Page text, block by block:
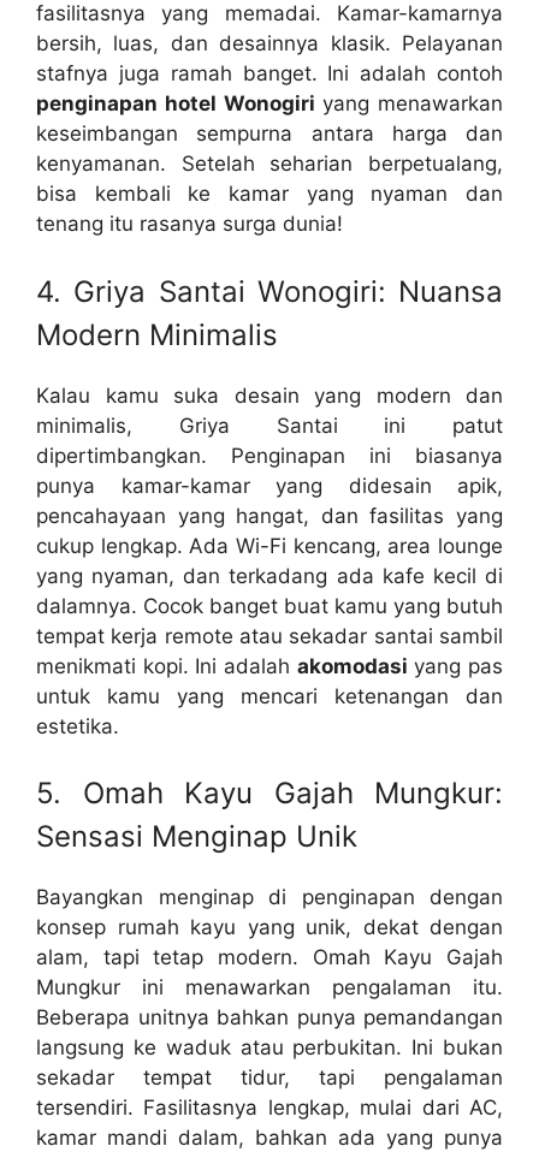
fasilitasnya yang memadai. Kamar-kamarnya
bersih, luas, dan desainnya klasik. Pelayanan
stafnya juga ramah banget. Ini adalah contoh
penginapan hotel Wonogiri yang menawarkan
keseimbangan sempurna antara harga dan
kenyamanan. Setelah seharian berpetualang,
bisa kembali ke kamar yang nyaman dan
tenang itu rasanya surga dunia!
4. Griya Santai Wonogiri: Nuansa
Modern Minimalis
Kalau kamu suka desain yang modern dan
minimalis, Griya Santai ini patut
dipertimbangkan. Penginapan ini biasanya
punya kamar-kamar yang didesain apik,
pencahayaan yang hangat, dan fasilitas yang
cukup lengkap. Ada Wi-Fi kencang, area lounge
yang nyaman, dan terkadang ada kafe kecil di
dalamnya. Cocok banget buat kamu yang butuh
tempat kerja remote atau sekadar santai sambil
menikmati kopi. Ini adalah akomodasi yang pas
untuk kamu yang mencari ketenangan dan
estetika.
5. Omah Kayu Gajah Mungkur:
Sensasi Menginap Unik
Bayangkan menginap di penginapan dengan
konsep rumah kayu yang unik, dekat dengan
alam, tapi tetap modern. Omah Kayu Gajah
Mungkur ini menawarkan pengalaman itu.
Beberapa unitnya bahkan punya pemandangan
langsung ke waduk atau perbukitan. Ini bukan
sekadar tempat tidur, tapi pengalaman
tersendiri. Fasilitasnya lengkap, mulai dari AC,
kamar mandi dalam, bahkan ada yang punya